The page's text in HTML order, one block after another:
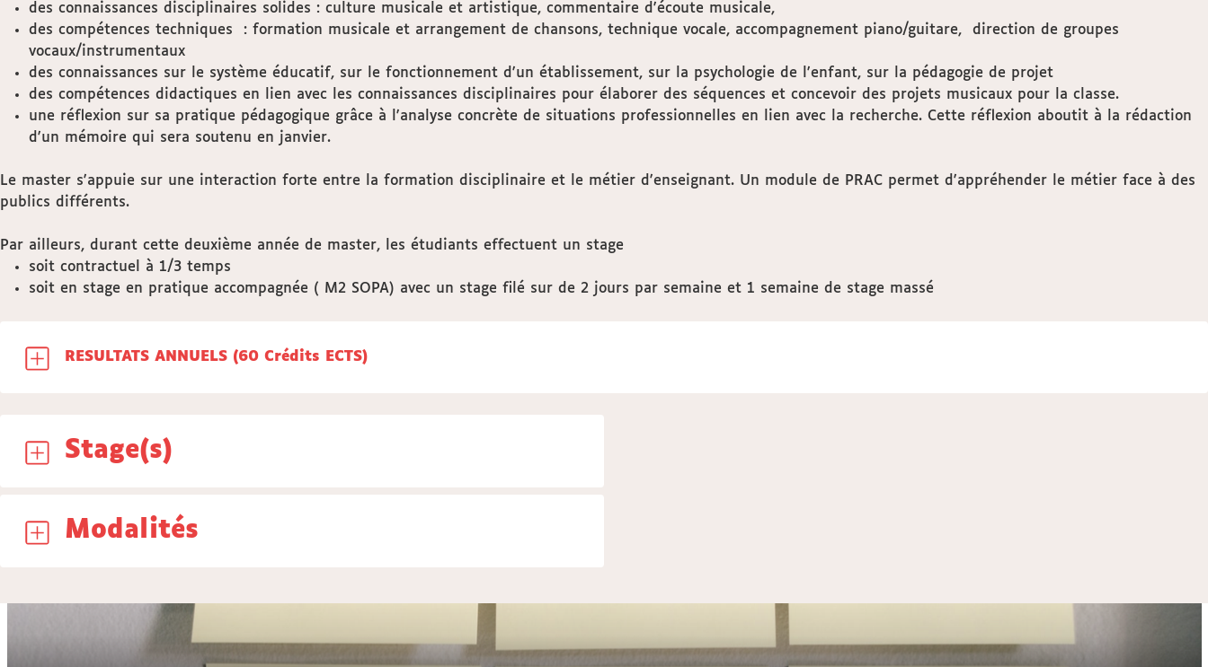
des connaissances disciplinaires solides : culture musicale et artistique, commentaire d'écoute musicale,
des compétences techniques : formation musicale et arrangement de chansons, technique vocale, accompagnement piano/guitare, direction de groupes
vocaux/instrumentaux
des connaissances sur le système éducatif, sur le fonctionnement d'un établissement, sur la psychologie de l'enfant, sur la pédagogie de projet
des compétences didactiques en lien avec les connaissances disciplinaires pour élaborer des séquences et concevoir des projets musicaux pour la classe.
une réflexion sur sa pratique pédagogique grâce à l'analyse concrète de situations professionnelles en lien avec la recherche. Cette réflexion aboutit à la rédaction
d'un mémoire qui sera soutenu en janvier.
Le master s'appuie sur une interaction forte entre la formation disciplinaire et le métier d'enseignant. Un module de PRAC permet d'appréhender le métier face à des
publics différents.
Par ailleurs, durant cette deuxième année de master, les étudiants effectuent un stage
soit contractuel à 1/3 temps
soit en stage en pratique accompagnée ( M2 SOPA) avec un stage filé sur de 2 jours par semaine et 1 semaine de stage massé
RESULTATS ANNUELS (60 Crédits ECTS)
Stage(s)
Modalités